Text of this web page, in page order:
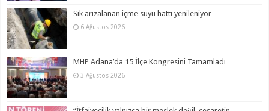
Sık arızalanan içme suyu hattı yenileniyor
6 Ağustos 2026
MHP Adana’da 15 İlçe Kongresini Tamamladı
3 Ağustos 2026